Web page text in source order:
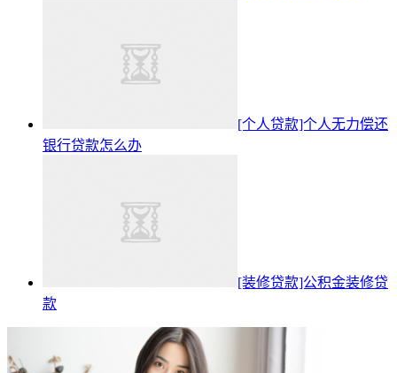
[个人贷款]个人无力偿还
银行贷款怎么办
[装修贷款]公积金装修贷
款